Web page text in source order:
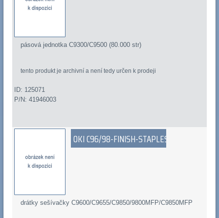
pásová jednotka C9300/C9500 (80.000 str)
tento produkt je archivní a není tedy určen k prodeji
ID: 125071
P/N: 41946003
OKI C96/98-FINISH-STAPLES
drátky sešívačky C9600/C9655/C9850/9800MFP/C9850MFP